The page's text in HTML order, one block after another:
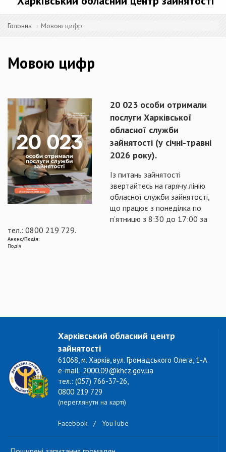
Головна Мовою цифр
Мовою цифр
20 023 особи отримали
послуги Харківської
обласної служби
зайнятості (у січні-травні
2026 року).
Із питань зайнятості
звертайтесь на гарячу лінію
обласної служби зайнятості,
що працює з понеділка по
п’ятницю з 8:30 до 17:00 за
тел.: 0800 219 729.
Анонс/Подія:
Подія
Харківський обласний центр
зайнятості
61068, м. Харків, вул. Громадського Олега, 1-А
e-mail: 2000.09@khcz.gov.ua
тел.: (057) 766-37-26,
0800 219 729
(переглянути на карті)
Facebook / YouTube